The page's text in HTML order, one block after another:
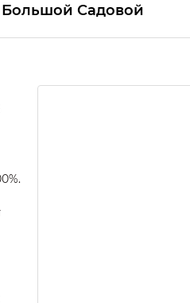
Садовой